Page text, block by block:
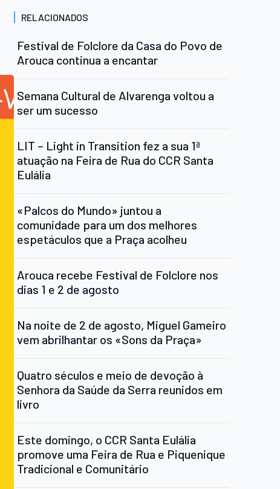
RELACIONADOS
Festival de Folclore da Casa do Povo de
Arouca continua a encantar
Semana Cultural de Alvarenga voltou a
ser um sucesso
LIT – Light in Transition fez a sua 1ª
atuação na Feira de Rua do CCR Santa
Eulália
«Palcos do Mundo» juntou a
comunidade para um dos melhores
espetáculos que a Praça acolheu
Arouca recebe Festival de Folclore nos
dias 1 e 2 de agosto
Na noite de 2 de agosto, Miguel Gameiro
vem abrilhantar os «Sons da Praça»
Quatro séculos e meio de devoção à
Senhora da Saúde da Serra reunidos em
livro
Este domingo, o CCR Santa Eulália
promove uma Feira de Rua e Piquenique
Tradicional e Comunitário